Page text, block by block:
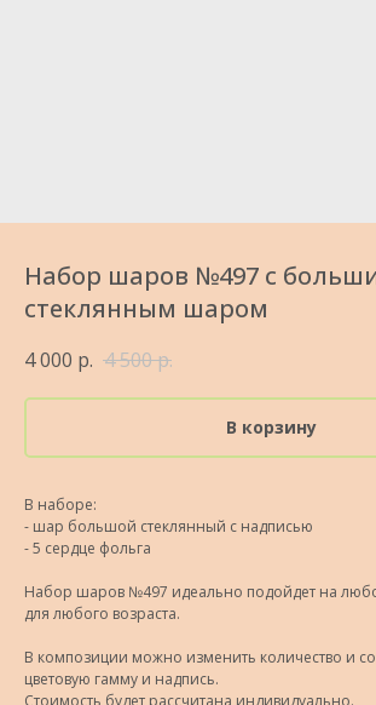
Набор шаров №497 с
стеклянным шаром
4 000 р. 4 500р.
В корзину
В наборе:
- шар большой стеклянный с надписью
- 5 сердце фольга
Набор шаров №497 идеально подойдет на
для любого возраста.
В композиции можно изменить количество и
цветовую гамму и надпись.